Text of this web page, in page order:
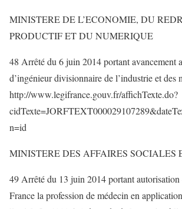
MINISTERE DE L’ECONOMIE, DU
PRODUCTIF ET DU NUMERIQUE
48 Arrêté du 6 juin 2014 portant avancement
d’ingénieur divisionnaire de l’industrie et des
http://www.legifrance.gouv.fr/affichTexte.do?
n=id
MINISTERE DES AFFAIRES SOCIALES
49 Arrêté du 13 juin 2014 portant autorisation
France la profession de médecin en